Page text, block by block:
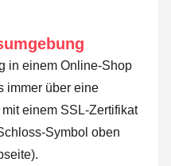
in einem Online-Shop
immer über eine
einem SSL-Zertifikat
Symbol oben